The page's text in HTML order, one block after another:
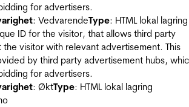
for advertisers.
: VedvarendeType: HTML lokal lagring
ID for the visitor, that allows third party
visitor with relevant advertisement. This
by third party advertisement hubs,
for advertisers.
: ØktType: HTML lokal lagring